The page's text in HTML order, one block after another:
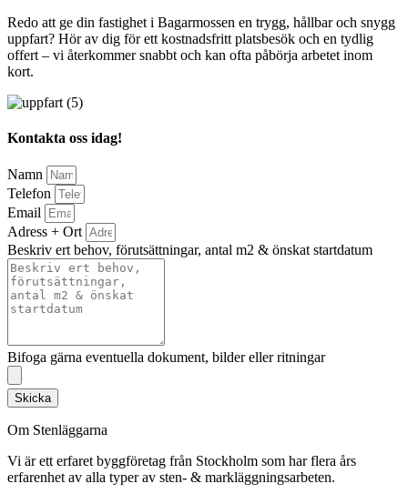
Redo att ge din fastighet i Bagarmossen en trygg, hållbar och snygg
uppfart? Hör av dig för ett kostnadsfritt platsbesök och en tydlig
offert – vi återkommer snabbt och kan ofta påbörja arbetet inom
kort.
Kontakta oss idag!
Namn
Telefon
Email
Adress + Ort
Beskriv ert behov, förutsättningar, antal m2 & önskat startdatum
Bifoga gärna eventuella dokument, bilder eller ritningar
Skicka
Om Stenläggarna
Vi är ett erfaret byggföretag från Stockholm som har flera års
erfarenhet av alla typer av sten- & markläggningsarbeten.